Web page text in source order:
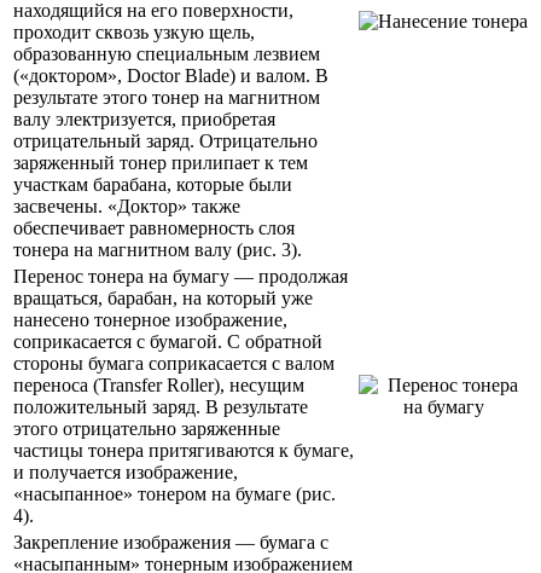
находящийся на его поверхности,
проходит сквозь узкую щель,
образованную специальным лезвием
(«доктором», Doctor Blade) и валом. В
результате этого тонер на магнитном
валу электризуется, приобретая
отрицательный заряд. Отрицательно
заряженный тонер прилипает к тем
участкам барабана, которые были
засвечены. «Доктор» также
обеспечивает равномерность слоя
тонера на магнитном валу (рис. 3).
Перенос тонера на бумагу — продолжая
вращаться, барабан, на который уже
нанесено тонерное изображение,
соприкасается с бумагой. С обратной
стороны бумага соприкасается с валом
переноса (Transfer Roller), несущим
положительный заряд. В результате
этого отрицательно заряженные
частицы тонера притягиваются к бумаге,
и получается изображение,
«насыпанное» тонером на бумаге (рис.
4).
Закрепление изображения — бумага с
«насыпанным» тонерным изображением